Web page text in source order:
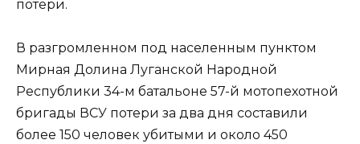
потери.
В разгромленном под населенным пунктом
Мирная Долина Луганской Народной
Республики 34-м батальоне 57-й мотопехотной
бригады ВСУ потери за два дня составили
более 150 человек убитыми и около 450